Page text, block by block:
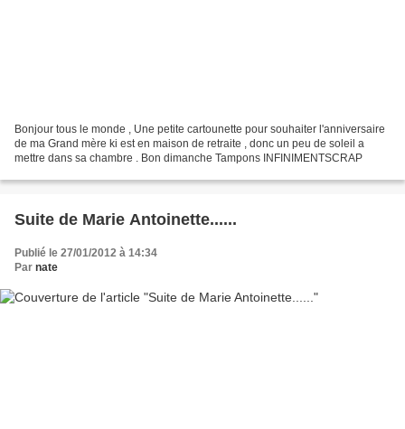
Bonjour tous le monde , Une petite cartounette pour souhaiter l'anniversaire
de ma Grand mère ki est en maison de retraite , donc un peu de soleil a
mettre dans sa chambre . Bon dimanche Tampons INFINIMENTSCRAP
Suite de Marie Antoinette......
Publié le 27/01/2012 à 14:34
Par nate